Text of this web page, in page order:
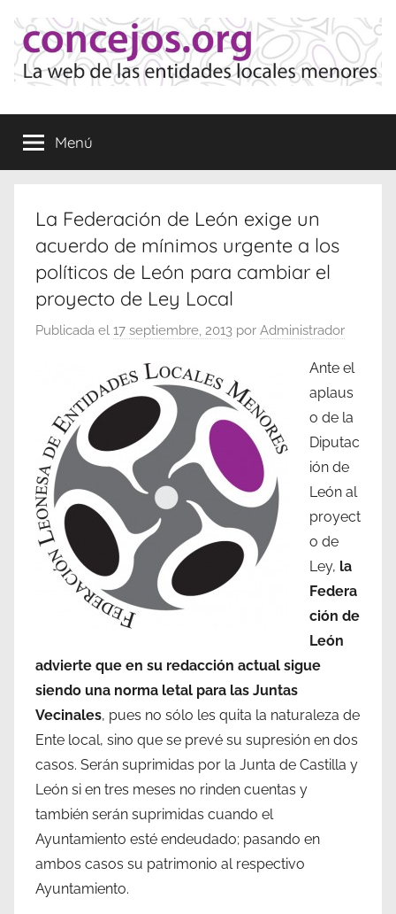
contenido
Concejos
de
las
Locales
Menores
Menú
La Federación de León exige un
acuerdo de mínimos urgente a los
políticos de León para cambiar el
proyecto de Ley Local
Publicada el 17 septiembre, 2013 por Administrador
Ante el
aplaus
o de la
Diputac
ión de
León al
proyect
o de
Ley, la
Federa
ción de
León
advierte que en su redacción actual sigue
siendo una norma letal para las Juntas
Vecinales, pues no sólo les quita la naturaleza de
Ente local, sino que se prevé su supresión en dos
casos. Serán suprimidas por la Junta de Castilla y
León si en tres meses no rinden cuentas y
también serán suprimidas cuando el
Ayuntamiento esté endeudado; pasando en
ambos casos su patrimonio al respectivo
Ayuntamiento.